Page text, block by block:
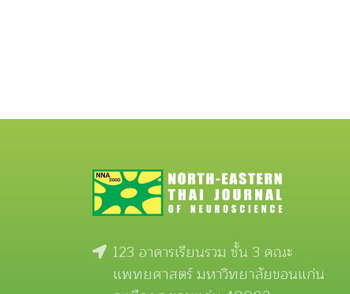
123 อาคารเรียนรวม ชั้น 3 คณะ
แพทยศาสตร์ มหาวิทยาลัยขอนแก่น